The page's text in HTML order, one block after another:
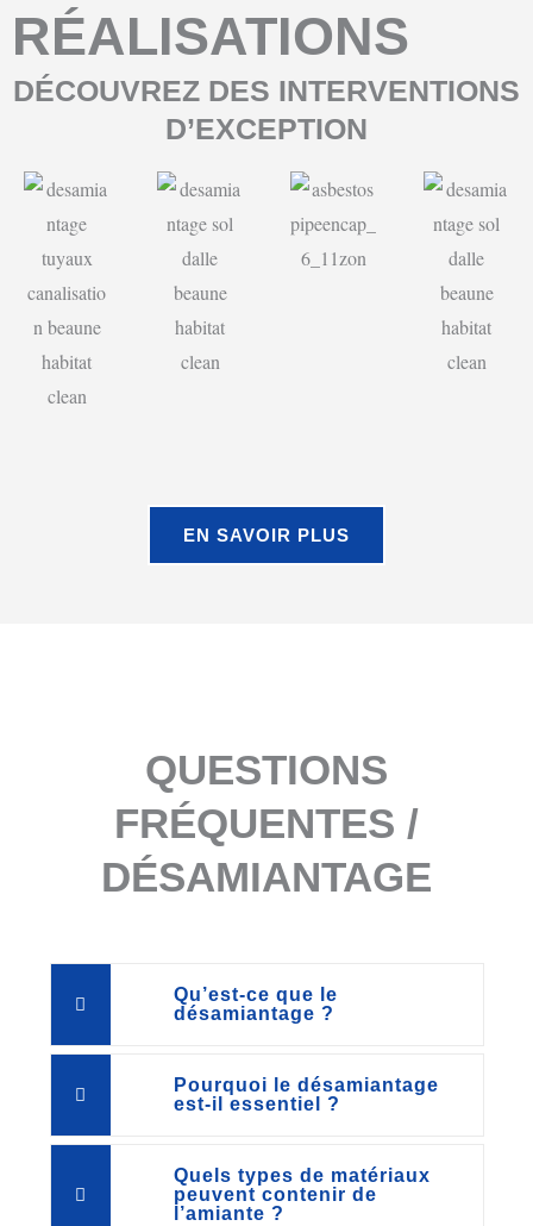
RÉALISATIONS
DÉCOUVREZ DES INTERVENTIONS
D’EXCEPTION
EN SAVOIR PLUS
QUESTIONS
FRÉQUENTES /
DÉSAMIANTAGE
Qu’est-ce que le
désamiantage ?
Pourquoi le désamiantage
est-il essentiel ?
Quels types de matériaux
peuvent contenir de
l’amiante ?